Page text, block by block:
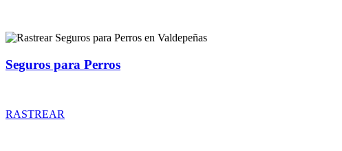
Seguros para Perros
RASTREAR